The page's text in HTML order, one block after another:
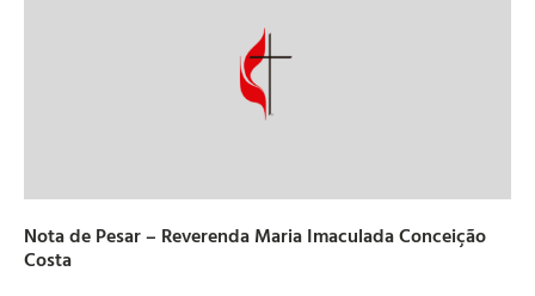
Nota de Pesar – Reverenda Maria Imaculada Conceição
Costa